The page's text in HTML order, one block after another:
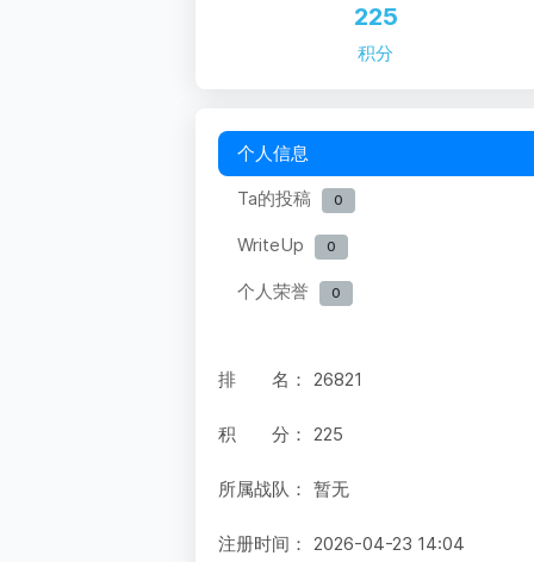
225
积分
个人信息
Ta的投稿
0
WriteUp 0
个人荣誉 0
排 名： 26821
积 分： 225
所属战队： 暂无
注册时间： 2026-04-23 14:04